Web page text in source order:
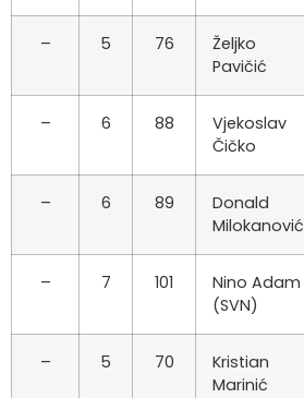
– 5 76
Željko
Pavičić
– 6 88
Vjekoslav
Čičko
– 6 89
Donald
Milokanović
– 7 101
Nino Adam
(SVN)
– 5 70
Kristian
Marinić